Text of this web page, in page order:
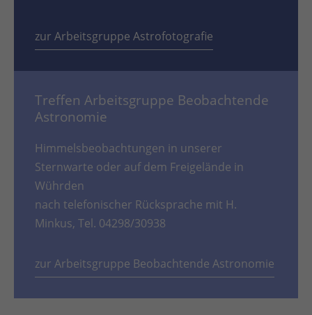
zur Arbeitsgruppe Astrofotografie
Treffen Arbeitsgruppe Beobachtende
Astronomie
Himmelsbeobachtungen in unserer
Sternwarte oder auf dem Freigelände in
Wührden
nach telefonischer Rücksprache mit H.
Minkus, Tel. 04298/30938
zur Arbeitsgruppe Beobachtende Astronomie